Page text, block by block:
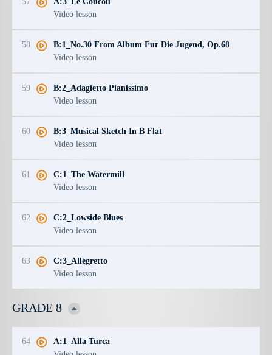
Video lesson
58
B:1_No.30 From Album Fur Die Jugend, Op.68
Video lesson
59
B:2_Adagietto Pianissimo
Video lesson
60
B:3_Musical Sketch In B Flat
Video lesson
61
C:1_The Watermill
Video lesson
62
C:2_Lowside Blues
Video lesson
63
C:3_Allegretto
Video lesson
GRADE 8
64
A:1_Alla Turca